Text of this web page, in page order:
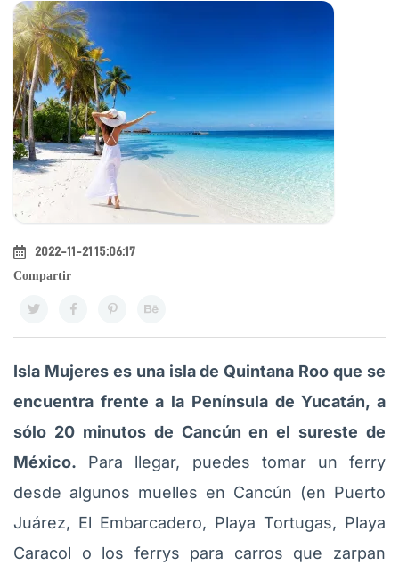
2022-11-21 15:06:17
Compartir
Isla Mujeres es una isla de Quintana Roo que se
encuentra frente a la Península de Yucatán, a
sólo 20 minutos de Cancún en el sureste de
México. Para llegar, puedes tomar un ferry
desde algunos muelles en Cancún (en Puerto
Juárez, El Embarcadero, Playa Tortugas, Playa
Caracol o los ferrys para carros que zarpan